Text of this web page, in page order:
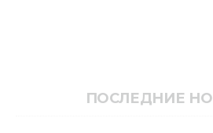
ПОСЛЕДНИЕ